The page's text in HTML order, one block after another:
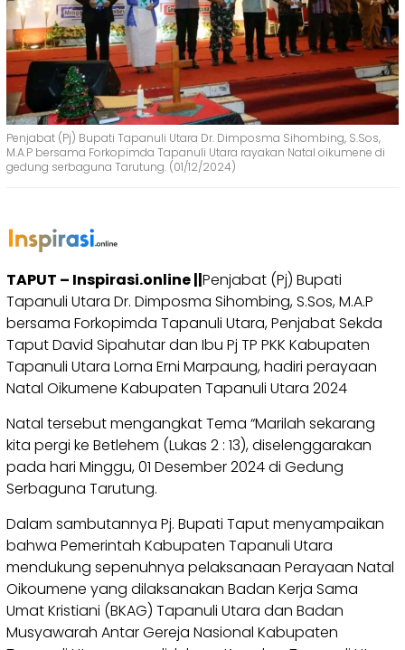
Penjabat (Pj) Bupati Tapanuli Utara Dr. Dimposma Sihombing, S.Sos,
M.A.P bersama Forkopimda Tapanuli Utara rayakan Natal oikumene di
gedung serbaguna Tarutung. (01/12/2024)
TAPUT – Inspirasi.online ||Penjabat (Pj) Bupati
Tapanuli Utara Dr. Dimposma Sihombing, S.Sos, M.A.P
bersama Forkopimda Tapanuli Utara, Penjabat Sekda
Taput David Sipahutar dan Ibu Pj TP PKK Kabupaten
Tapanuli Utara Lorna Erni Marpaung, hadiri perayaan
Natal Oikumene Kabupaten Tapanuli Utara 2024
Natal tersebut mengangkat Tema “Marilah sekarang
kita pergi ke Betlehem (Lukas 2 : 13), diselenggarakan
pada hari Minggu, 01 Desember 2024 di Gedung
Serbaguna Tarutung.
Dalam sambutannya Pj. Bupati Taput menyampaikan
bahwa Pemerintah Kabupaten Tapanuli Utara
mendukung sepenuhnya pelaksanaan Perayaan Natal
Oikoumene yang dilaksanakan Badan Kerja Sama
Umat Kristiani (BKAG) Tapanuli Utara dan Badan
Musyawarah Antar Gereja Nasional Kabupaten